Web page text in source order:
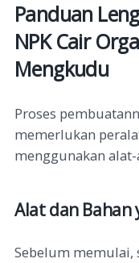
Panduan
NPK Cair
Mengkudu
Proses
memerlukan
menggunakan
Alat dan Bahan
Sebelum memulai,